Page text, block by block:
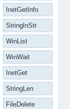
InetGetInfo
StringInStr
WinList
WinWait
InetGet
StringLen
FileDelete